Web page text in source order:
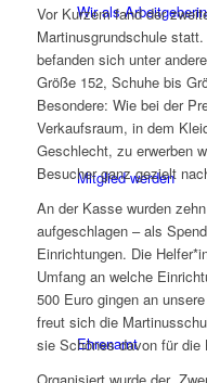
Wir als Arbeitgeberin
Mitglied werden
Ehrenamt
Vor Kurzem fand der
Martinusgrundschule
befanden sich unter
Größe 152, Schuhe bis
Besondere: Wie bei der
Verkaufsraum, in dem
Geschlecht, zu erwerben
Besucher ganz gezielt
An der Kasse wurden
aufgeschlagen – als
Einrichtungen. Die
Umfang an welche
500 Euro gingen an
freut sich die
sie Schönes davon für die
Organisiert wurde der